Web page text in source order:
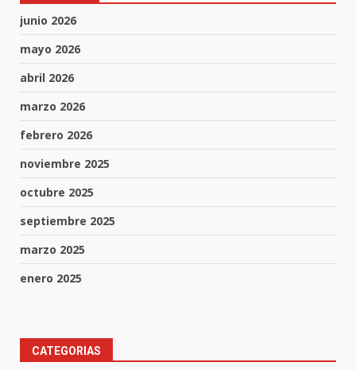
junio 2026
mayo 2026
abril 2026
marzo 2026
febrero 2026
noviembre 2025
octubre 2025
septiembre 2025
marzo 2025
enero 2025
CATEGORIAS